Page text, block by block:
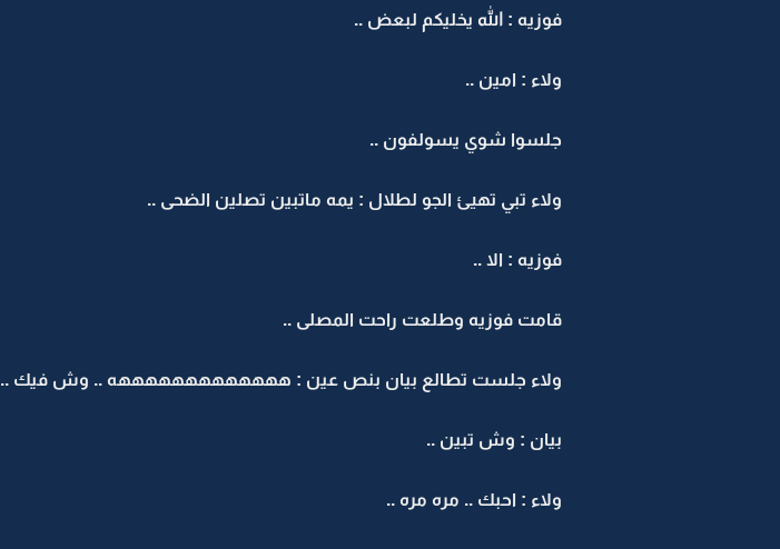
فوزيه : الله يخليكم لبعض ..
ولاء : امين ..
جلسوا شوي يسولفون ..
ولاء تبي تهيئ الجو لطلال : يمه ماتبين تصلين الضحى ..
فوزيه : الا ..
قامت فوزيه وطلعت راحت المصلى ..
ولاء جلست تطالع بيان بنص عين : هههههههههههههه .. وش فيك ..
بيان : وش تبين ..
ولاء : احبك .. مره مره ..